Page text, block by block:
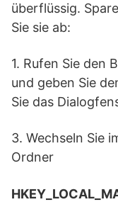
überflüssig.
Sie sie ab:
1. Rufen Sie den
und geben Sie
Sie das
3. Wechseln Sie
Ordner